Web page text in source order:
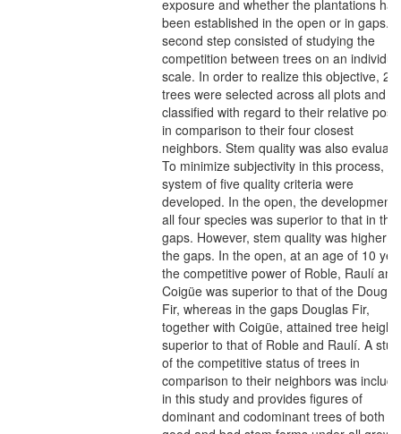
exposure and whether the plantations had
been established in the open or in gaps.
second step consisted of studying the
competition between trees on an
scale. In order to realize this objective,
trees were selected across all plots and
classified with regard to their relative
in comparison to their four closest
neighbors. Stem quality was also
To minimize subjectivity in this process, a
system of five quality criteria were
developed. In the open, the development
all four species was superior to that in the
gaps. However, stem quality was higher in
the gaps. In the open, at an age of 10
the competitive power of Roble, Raulí and
Coigüe was superior to that of the
Fir, whereas in the gaps Douglas Fir,
together with Coigüe, attained tree
superior to that of Roble and Raulí. A
of the competitive status of trees in
comparison to their neighbors was
in this study and provides figures of
dominant and codominant trees of both